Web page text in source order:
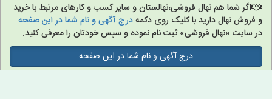
اگر شما هم نهال فروشی،نهالستان و سایر کسب و کارهای مرتبط با خرید
و فروش نهال دارید با کلیک روی دکمهدرج آگهی و نام شما در این صفحه
در سایت «نهال فروشی» ثبت نام نموده و سپس خودتان را معرفی کنید.
درج آگهی و نام شما در این صفحه